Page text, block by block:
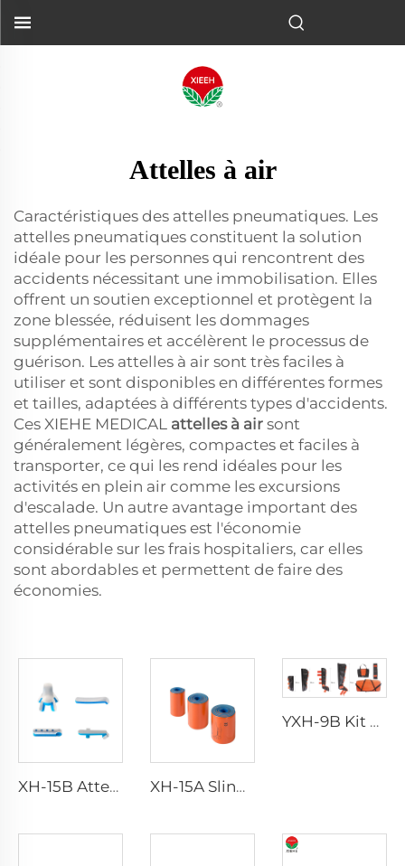
Attelles à air
Caractéristiques des attelles pneumatiques. Les
attelles pneumatiques constituent la solution
idéale pour les personnes qui rencontrent des
accidents nécessitant une immobilisation. Elles
offrent un soutien exceptionnel et protègent la
zone blessée, réduisent les dommages
supplémentaires et accélèrent le processus de
guérison. Les attelles à air sont très faciles à
utiliser et sont disponibles en différentes formes
et tailles, adaptées à différents types d'accidents.
Ces XIEHE MEDICAL attelles à air sont
généralement légères, compactes et faciles à
transporter, ce qui les rend idéales pour les
activités en plein air comme les excursions
d'escalade. Un autre avantage important des
attelles pneumatiques est l'économie
considérable sur les frais hospitaliers, car elles
sont abordables et permettent de faire des
économies.
XH-15B Attelle de Fracture Portable Étanche pour Situations d'urgence XH-15A Sling roulé
YXH-9B Kit de Sangles TPU